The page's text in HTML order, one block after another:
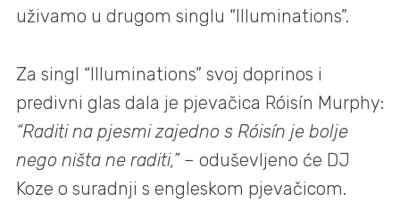
uživamo u drugom singlu “Illuminations”.
Za singl “Illuminations” svoj doprinos i
predivni glas dala je pjevačica Róisín Murphy:
“Raditi na pjesmi zajedno s Róisín je bolje
nego ništa ne raditi,”– oduševljeno će DJ
Koze o suradnji s engleskom pjevačicom.